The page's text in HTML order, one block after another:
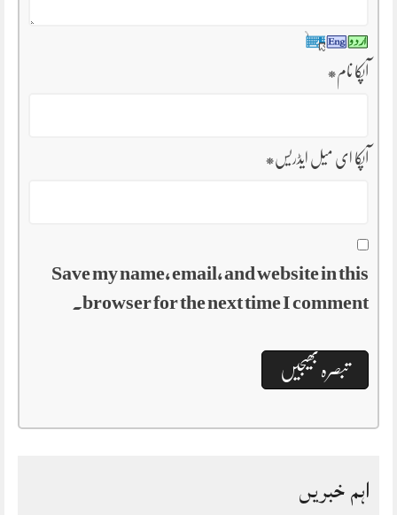
آپکا نام*
آپکا ای میل ایڈریس*
Save my name, email, and website in this
browser for the next time I comment.
اہم خبریں